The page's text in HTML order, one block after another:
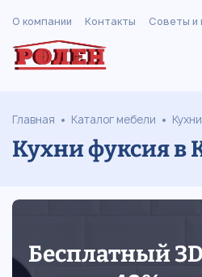
О компании Контакты Советы и
Главная Каталог мебели Кухни
Кухни фуксия в
Бесплатный